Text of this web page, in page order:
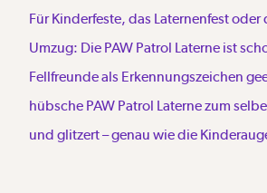
Für Kinderfeste, das Laternenfest
Umzug: Die PAW Patrol Laterne ist
Fellfreunde als Erkennungszeichen
hübsche PAW Patrol Laterne zum
und glitzert – genau wie die